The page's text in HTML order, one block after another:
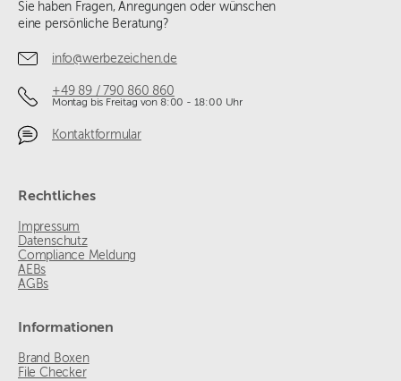
Sie haben Fragen, Anregungen oder wünschen
eine persönliche Beratung?
info@werbezeichen.de
+49 89 / 790 860 860
Montag bis Freitag von 8:00 - 18:00 Uhr
Kontaktformular
Rechtliches
Impressum
Datenschutz
Compliance Meldung
AEBs
AGBs
Informationen
Brand Boxen
File Checker